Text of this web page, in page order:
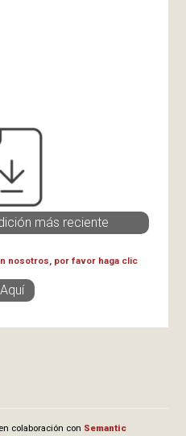
más reciente
nosotros, por favor haga clic
Aquí
colaboración con Semantic